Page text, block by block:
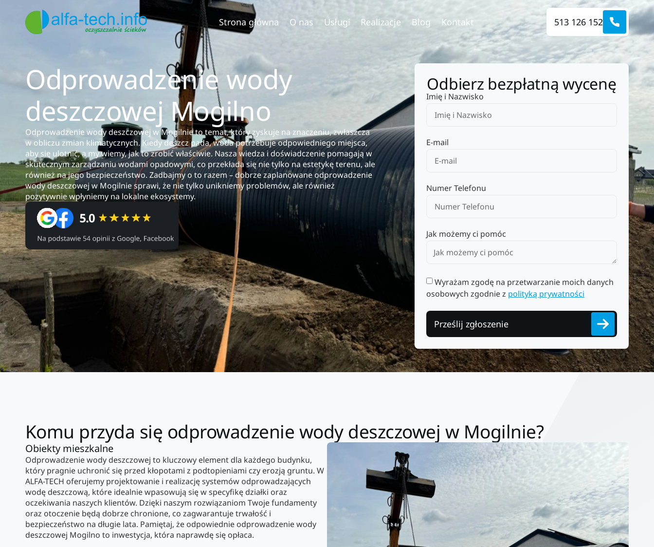
Strona główna O nas Usługi Realizacje Blog Kontakt 513 126 152
Odprowadzenie wody
deszczowej Mogilno
Odprowadzenie wody deszczowej w Mogilnie to temat, który zyskuje na znaczeniu, zwłaszcza
w obliczu zmian klimatycznych. Kiedy deszcz pada, woda potrzebuje odpowiedniego miejsca,
aby się ulotnić, a my wiemy, jak to zrobić właściwie. Nasza wiedza i doświadczenie pomagają w
skutecznym zarządzaniu wodami opadowymi, co przekłada się nie tylko na estetykę terenu, ale
również na jego bezpieczeństwo. Zadbajmy o to razem – dobrze zaplanowane odprowadzenie
wody deszczowej w Mogilnie sprawi, że nie tylko unikniemy problemów, ale również
pozytywnie wpłyniemy na lokalne ekosystemy.
Odbierz bezpłatną wycenę
Imię i Nazwisko
E-mail
Numer Telefonu
Jak możemy ci pomóc
Wyrażam zgodę na przetwarzanie moich danych
osobowych zgodnie z polityką prywatności
Prześlij zgłoszenie
Komu przyda się odprowadzenie wody deszczowej w Mogilnie?
Obiekty mieszkalne
Odprowadzenie wody deszczowej to kluczowy element dla każdego budynku,
który pragnie uchronić się przed kłopotami z podtopieniami czy erozją gruntu. W
ALFA-TECH oferujemy projektowanie i realizację systemów odprowadzających
wodę deszczową, które idealnie wpasowują się w specyfikę działki oraz
oczekiwania naszych klientów. Dzięki naszym rozwiązaniom Twoje fundamenty
oraz otoczenie będą dobrze chronione, co zagwarantuje trwałość i
bezpieczeństwo na długie lata. Pamiętaj, że odpowiednie odprowadzenie wody
deszczowej Mogilno to inwestycja, która naprawdę się opłaca.